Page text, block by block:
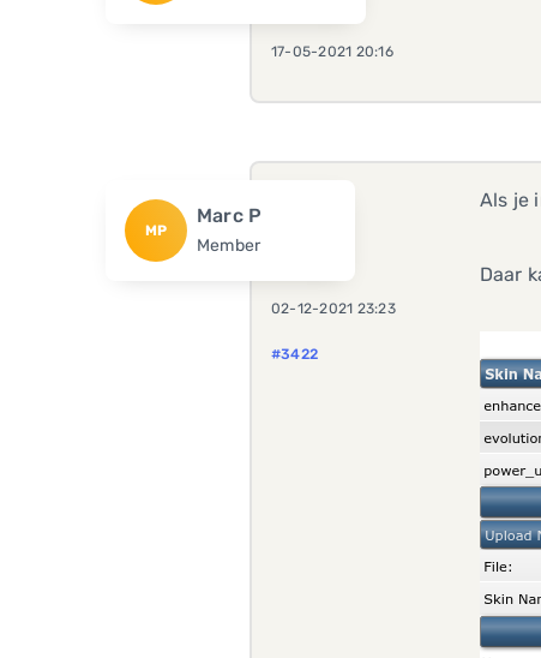
17-05-2021 20:16
MP
Marc P
Member
02-12-2021 23:23
#3422
Als je
Daar